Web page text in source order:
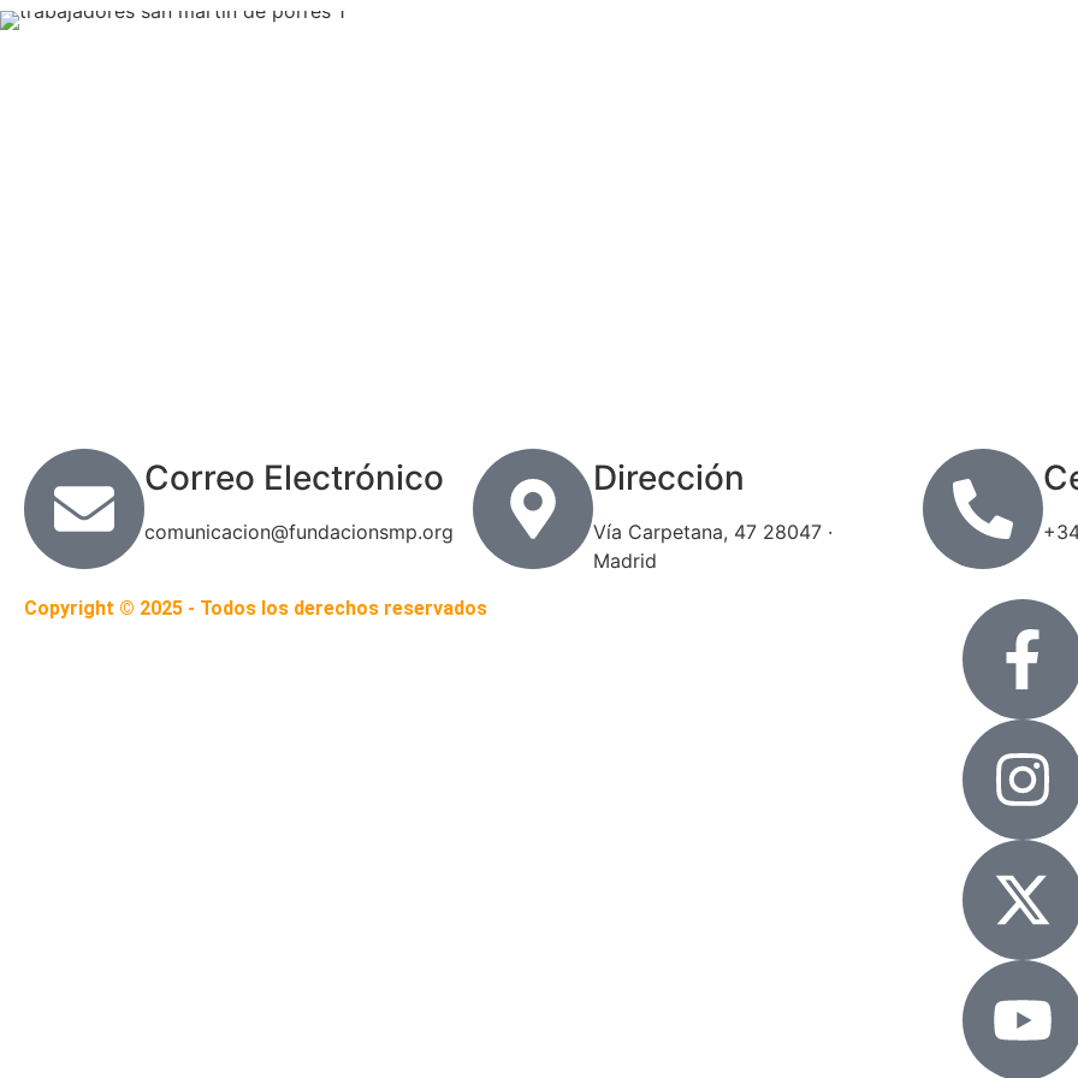
Correo Electrónico
comunicacion@fundacionsmp.org
Dirección
Vía Carpetana, 47 28047 ·
Madrid
Copyright © 2025 - Todos los derechos reservados